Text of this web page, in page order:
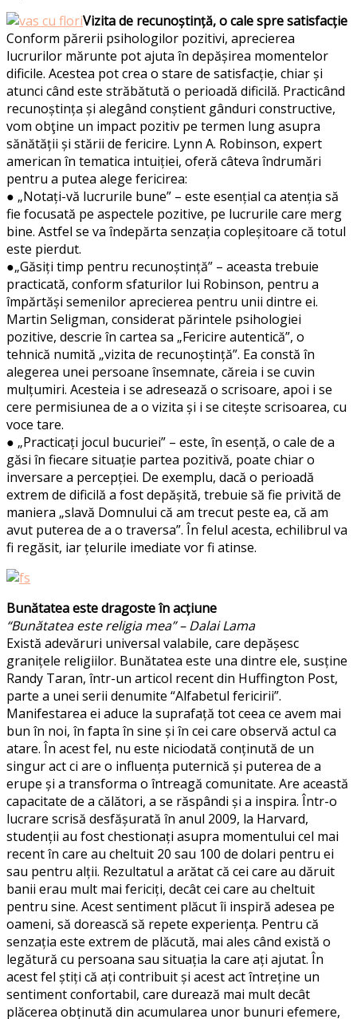
Vizita de recunoștință, o cale spre satisfacție
Conform părerii psihologilor pozitivi, aprecierea
lucrurilor mărunte pot ajuta în depășirea momentelor
dificile. Acestea pot crea o stare de satisfacție, chiar și
atunci când este străbătută o perioadă dificilă. Practicând
recunoștința și alegând conștient gânduri constructive,
vom obţine un impact pozitiv pe termen lung asupra
sănătății și stării de fericire. Lynn A. Robinson, expert
american în tematica intuiției, oferă câteva îndrumări
pentru a putea alege fericirea:
● „Notați-vă lucrurile bune” – este esențial ca atenția să
fie focusată pe aspectele pozitive, pe lucrurile care merg
bine. Astfel se va îndepărta senzația copleșitoare că totul
este pierdut.
●„Găsiți timp pentru recunoștință” – aceasta trebuie
practicată, conform sfaturilor lui Robinson, pentru a
împărtăși semenilor aprecierea pentru unii dintre ei.
Martin Seligman, considerat părintele psihologiei
pozitive, descrie în cartea sa „Fericire autentică”, o
tehnică numită „vizita de recunoștință”. Ea constă în
alegerea unei persoane însemnate, căreia i se cuvin
mulțumiri. Acesteia i se adresează o scrisoare, apoi i se
cere permisiunea de a o vizita și i se citește scrisoarea, cu
voce tare.
● „Practicați jocul bucuriei” – este, în esență, o cale de a
găsi în fiecare situație partea pozitivă, poate chiar o
inversare a percepției. De exemplu, dacă o perioadă
extrem de dificilă a fost depășită, trebuie să fie privită de
maniera „slavă Domnului că am trecut peste ea, că am
avut puterea de a o traversa”. În felul acesta, echilibrul va
fi regăsit, iar țelurile imediate vor fi atinse.
Bunătatea este dragoste în acțiune
“Bunătatea este religia mea” – Dalai Lama
Există adevăruri universal valabile, care depășesc
granițele religiilor. Bunătatea este una dintre ele, susține
Randy Taran, într-un articol recent din Huffington Post,
parte a unei serii denumite “Alfabetul fericirii”.
Manifestarea ei aduce la suprafață tot ceea ce avem mai
bun în noi, în fapta în sine și în cei care observă actul ca
atare. În acest fel, nu este niciodată conținută de un
singur act ci are o influența puternică și puterea de a
erupe și a transforma o întreagă comunitate. Are această
capacitate de a călători, a se răspândi și a inspira. Într-o
lucrare scrisă desfășurată în anul 2009, la Harvard,
studenții au fost chestionați asupra momentului cel mai
recent în care au cheltuit 20 sau 100 de dolari pentru ei
sau pentru alții. Rezultatul a arătat că cei care au dăruit
banii erau mult mai fericiți, decât cei care au cheltuit
pentru sine. Acest sentiment plăcut îi inspiră adesea pe
oameni, să dorească să repete experiența. Pentru că
senzația este extrem de plăcută, mai ales când există o
legătură cu persoana sau situația la care ați ajutat. În
acest fel știți că ați contribuit și acest act întreține un
sentiment confortabil, care durează mai mult decât
plăcerea obținută din acumularea unor bunuri efemere,